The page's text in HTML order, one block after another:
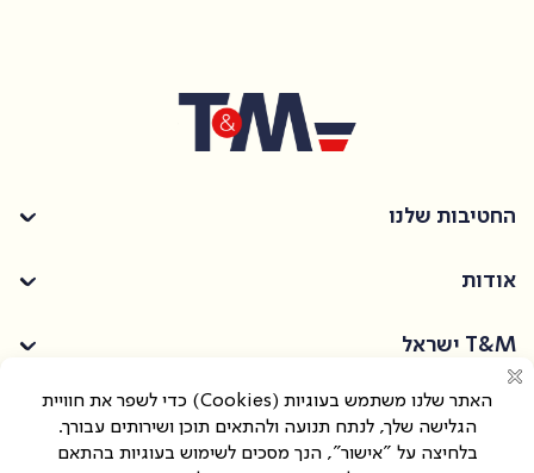
החטיבות שלנו
אודות
T&M ישראל
החרושת 30, אור יהודה
info@tmprotection.co.il